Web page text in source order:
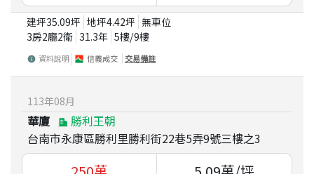
建坪35.09坪 地坪4.42坪 無車位
3房2廳2衛 31.3年 5樓/9樓
資料說明 信義成交 交易備註
113年08月
華廈
勝利王朝
台南市永康區勝利里勝利街22巷5弄9號三樓之3